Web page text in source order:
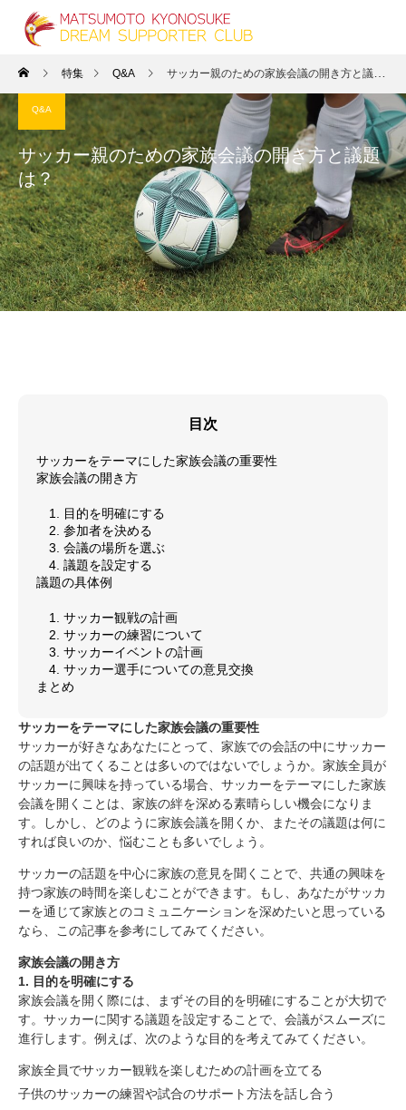
特集 Q&A サッカー親のための家族会議の開き方と議題は？
Q&A
サッカー親のための家族会議の開き方と議題
は？
目次
サッカーをテーマにした家族会議の重要性
家族会議の開き方
1. 目的を明確にする
2. 参加者を決める
3. 会議の場所を選ぶ
4. 議題を設定する
議題の具体例
1. サッカー観戦の計画
2. サッカーの練習について
3. サッカーイベントの計画
4. サッカー選手についての意見交換
まとめ
サッカーをテーマにした家族会議の重要性
サッカーが好きなあなたにとって、家族での会話の中にサッカー
の話題が出てくることは多いのではないでしょうか。家族全員が
サッカーに興味を持っている場合、サッカーをテーマにした家族
会議を開くことは、家族の絆を深める素晴らしい機会になりま
す。しかし、どのように家族会議を開くか、またその議題は何に
すれば良いのか、悩むことも多いでしょう。
サッカーの話題を中心に家族の意見を聞くことで、共通の興味を
持つ家族の時間を楽しむことができます。もし、あなたがサッカ
ーを通じて家族とのコミュニケーションを深めたいと思っている
なら、この記事を参考にしてみてください。
家族会議の開き方
1. 目的を明確にする
家族会議を開く際には、まずその目的を明確にすることが大切で
す。サッカーに関する議題を設定することで、会議がスムーズに
進行します。例えば、次のような目的を考えてみてください。
家族全員でサッカー観戦を楽しむための計画を立てる
子供のサッカーの練習や試合のサポート方法を話し合う